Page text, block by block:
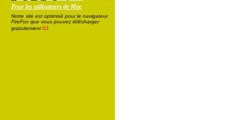
Pour les utilisateurs de Mac
Notre site est optimisé pour le navigateur
FireFox que vous pouvez télécharger
gratuitement ici